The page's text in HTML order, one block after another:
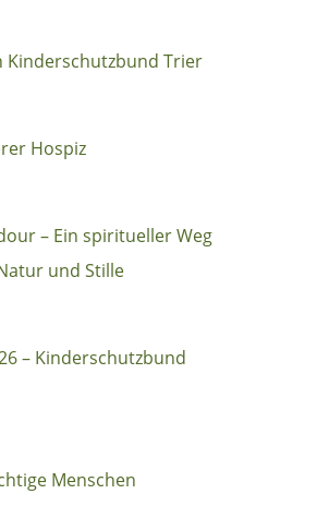
Kinderschutzbund Trier
Hospiz
– Ein spiritueller Weg
und Stille
– Kinderschutzbund
Menschen